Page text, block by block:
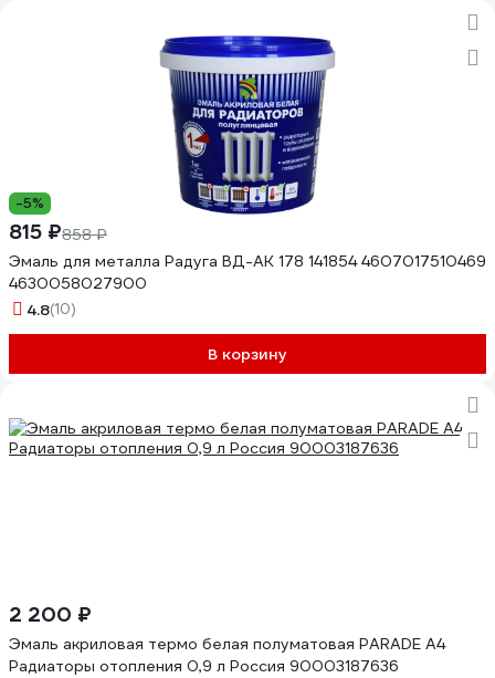
-5%
815 ₽858 ₽
Эмаль для металла Радуга ВД-АК 178 141854 4607017510469
4630058027900
4.8(10)
В корзину
2 200 ₽
Эмаль акриловая термо белая полуматовая PARADE А4
Радиаторы отопления 0,9 л Россия 90003187636